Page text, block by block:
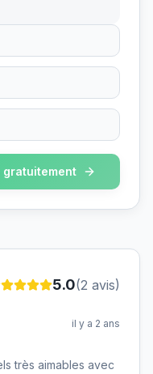
gratuitement
5.0(2 avis)
il y a 2 ans
très aimables avec